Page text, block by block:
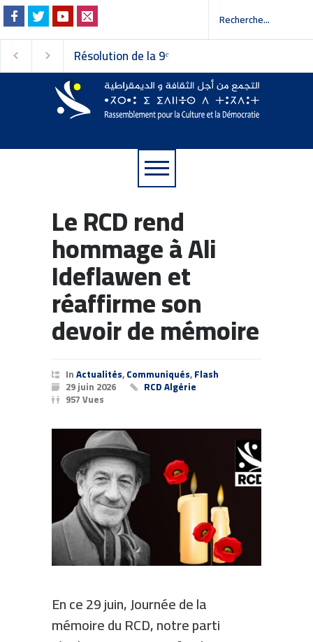
Résolution de la 9ᵉ
session du Conseil
national du
Rassemblement pour la
Culture et la Démocratie
دعوة إلى وسائل الإعلام
Le RCD rend
hommage à Ali
Ideflawen et
réaffirme son
devoir de mémoire
InActualités,Communiqués,Flash
29 juin 2026 RCD Algérie
957 Vues
En ce 29 juin, Journée de la
mémoire du RCD, notre parti